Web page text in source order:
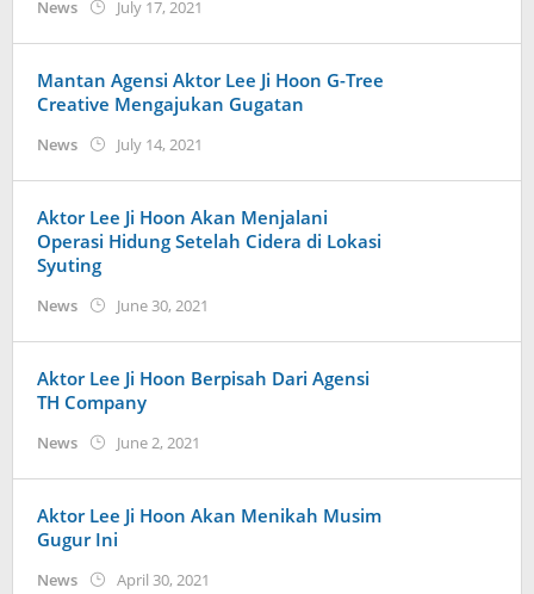
News July 17, 2021
Mantan Agensi Aktor Lee Ji Hoon G-Tree
Creative Mengajukan Gugatan
News July 14, 2021
Aktor Lee Ji Hoon Akan Menjalani
Operasi Hidung Setelah Cidera di Lokasi
Syuting
News June 30, 2021
Aktor Lee Ji Hoon Berpisah Dari Agensi
TH Company
News June 2, 2021
Aktor Lee Ji Hoon Akan Menikah Musim
Gugur Ini
News April 30, 2021